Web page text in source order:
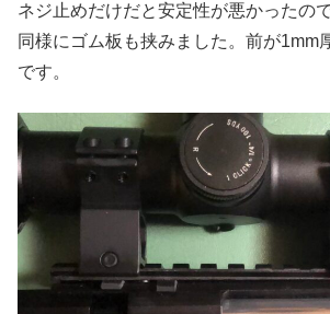
ネジ止めだけだと安定性が悪かったの
同様にゴム板も挟みました。前が1mm
です。